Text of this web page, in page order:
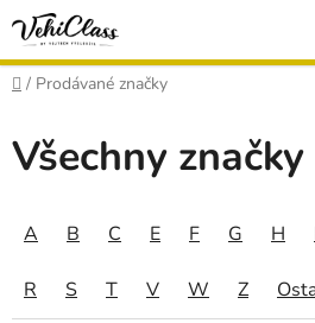
Přejít
obsah
Domů
/ Prodávané značky
Všechny
A B C E F G H
R S T V W Z